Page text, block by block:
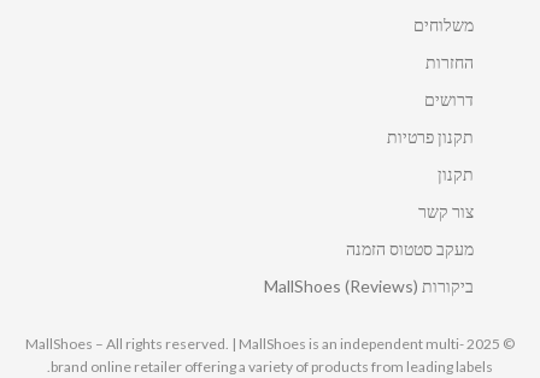
משלוחים
החזרות
דרושים
תקנון פרטיות
תקנון
צור קשר
מעקב סטטוס הזמנה
ביקורות MallShoes (Reviews)
© 2025 MallShoes – All rights reserved. | MallShoes is an independent multi-
brand online retailer offering a variety of products from leading labels.